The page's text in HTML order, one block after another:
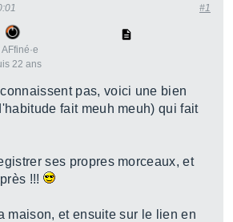
22 ans
#1
pas, voici une bien
fait meuh meuh) qui fait
ses propres morceaux, et
!!!
maison, et ensuite sur le lien en